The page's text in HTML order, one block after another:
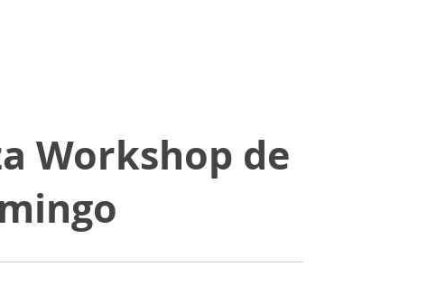
Workshop de